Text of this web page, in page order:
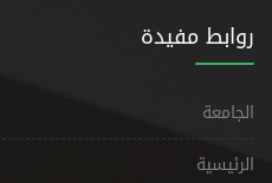
روابط مفيدة
الجامعة
الرئيسية